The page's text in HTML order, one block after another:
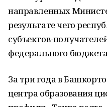
направленных
результате чего
субъектов-
федерального
За три года в
центра образования